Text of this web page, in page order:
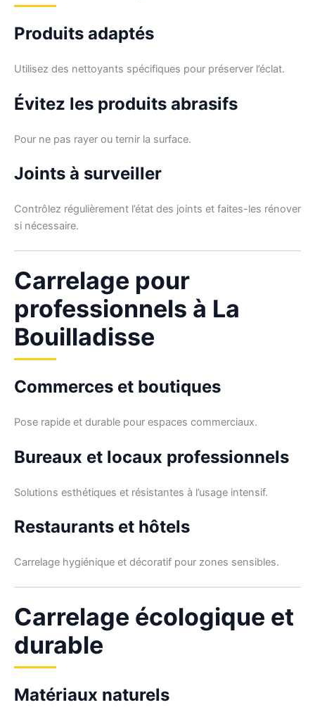
Produits adaptés
Utilisez des nettoyants spécifiques pour préserver l’éclat.
Évitez les produits abrasifs
Pour ne pas rayer ou ternir la surface.
Joints à surveiller
Contrôlez régulièrement l’état des joints et faites-les rénover
si nécessaire.
Carrelage pour
professionnels à La
Bouilladisse
Commerces et boutiques
Pose rapide et durable pour espaces commerciaux.
Bureaux et locaux professionnels
Solutions esthétiques et résistantes à l’usage intensif.
Restaurants et hôtels
Carrelage hygiénique et décoratif pour zones sensibles.
Carrelage écologique et
durable
Matériaux naturels